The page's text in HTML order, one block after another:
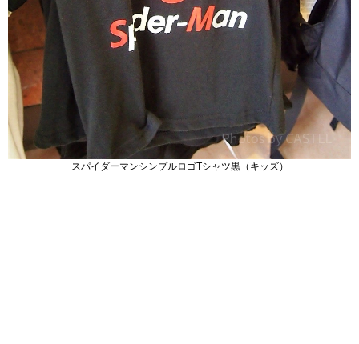
スパイダーマンシンプルロゴTシャツ黒（キッズ）